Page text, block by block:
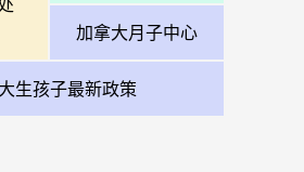
加拿大月子中心
生孩子最新政策